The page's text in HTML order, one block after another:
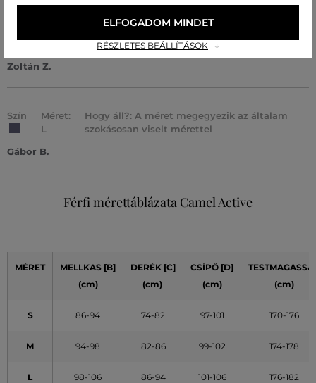
L
Hogy áll?: A méret megegyezik az általam
szokásosan viselt mérettel
Zoltán Z.
Szín
Méret:
L
Hogy áll?: A méret megegyezik az általam
szokásosan viselt mérettel
Gábor B.
Férfi mérettáblázata Camel Active
MÉRET
MELLKAS [B]
(cm)
DERÉK [C]
(cm)
CSÍPŐ [D]
(cm)
(cm)
S 86-94 74-82 97-101 170-176
M 94-98 82-86 99-102 174-178
L 98-106 86-94 101-106 176-182
RÉSZLETES BEÁLLÍTÁSOK
ELFOGADOM MINDET